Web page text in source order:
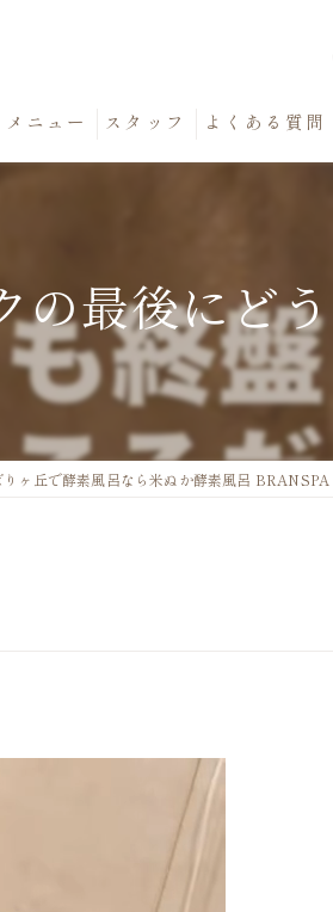
メニュー スタッフ よくある質問
の最後にど
ヶ丘で酵素風呂なら米ぬか酵素風呂 BRANSPA